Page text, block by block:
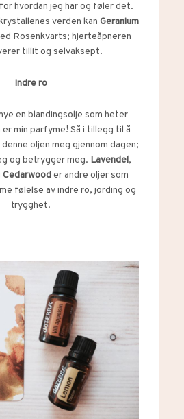
hvordan jeg har og føler det.
verden kan Geranium
Rosenkvarts; hjerteåpneren
tillit og selvaksept.
Indre ro
en blandingsolje som heter
er min parfyme! Så i tillegg til å
oljen meg gjennom dagen;
og betrygger meg. Lavendel,
Cedarwooder andre oljer som
følelse av indre ro, jording og
trygghet.